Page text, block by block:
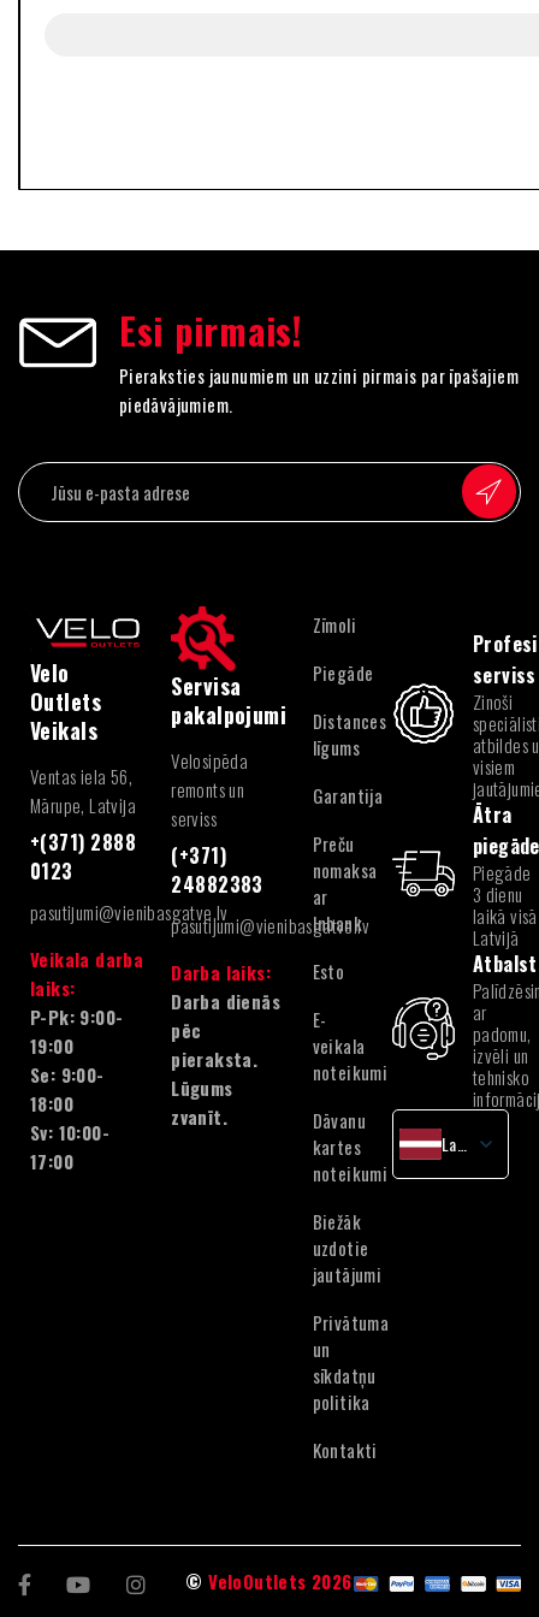
Esi pirmais!
Pieraksties jaunumiem un uzzini pirmais par īpašajiem
piedāvājumiem.
Velo
Outlets
Veikals
Ventas iela 56,
Mārupe, Latvija
+(371) 2888
0123
pasutijumi@vienibasgatve.lv
Veikala darba
laiks:
P-Pk: 9:00-
19:00
Se: 9:00-
18:00
Sv: 10:00-
17:00
Servisa
pakalpojumi
Velosipēda
remonts un
serviss
(+371)
24882383
pasutijumi@vienibasgatve.lv
Darba laiks:
Darba dienās
pēc
pieraksta.
Lūgums
zvanīt.
Zīmoli
Piegāde
Distances
līgums
Garantija
Preču
nomaksa
ar
Inbank
Esto
E-
veikala
noteikumi
Dāvanu
kartes
noteikumi
Biežāk
uzdotie
jautājumi
Privātuma
un
sīkdatņu
politika
Kontakti
serviss
Zinoši
atbildes
visiem
Ātra
piegāde
Piegāde
3 dienu
laikā visā
Latvijā
ar
padomu,
izvēli un
tehnisko
English
©VeloOutlets 2026